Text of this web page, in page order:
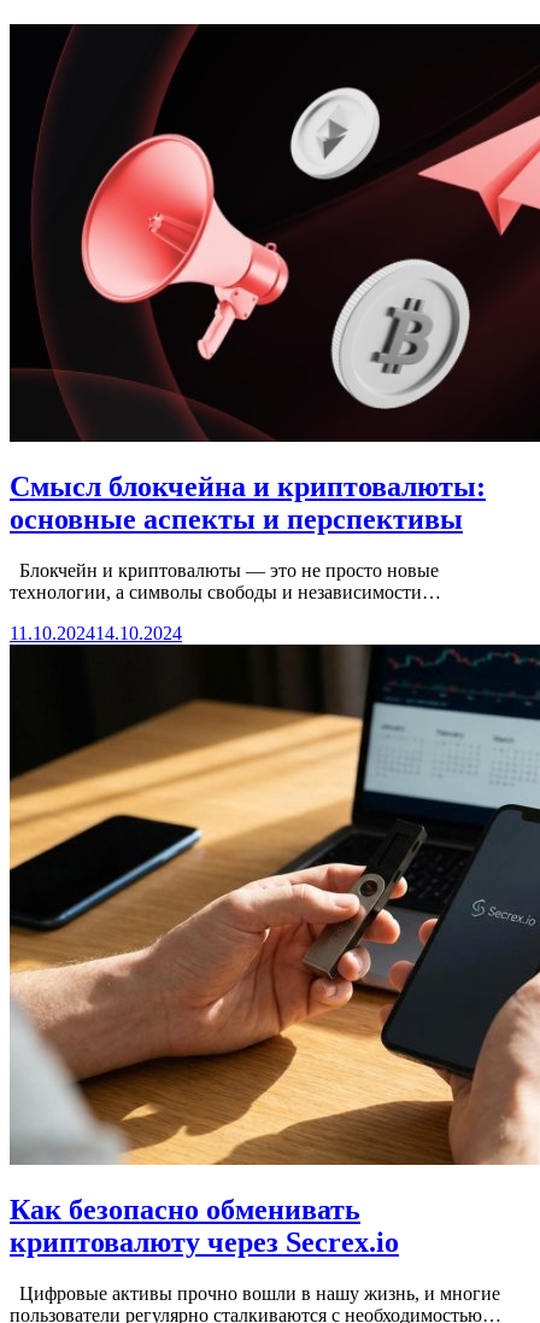
Смысл блокчейна и криптовалюты:
основные аспекты и перспективы
Блокчейн и криптовалюты — это не просто новые
технологии, а символы свободы и независимости…
11.10.202414.10.2024
Как безопасно обменивать
криптовалюту через Secrex.io
Цифровые активы прочно вошли в нашу жизнь, и многие
пользователи регулярно сталкиваются с необходимостью…